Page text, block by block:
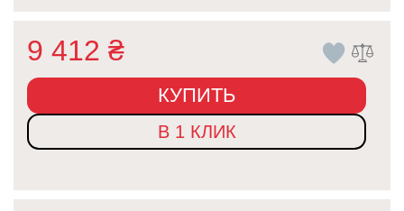
9 412 ₴
КУПИТЬ
В 1 КЛИК